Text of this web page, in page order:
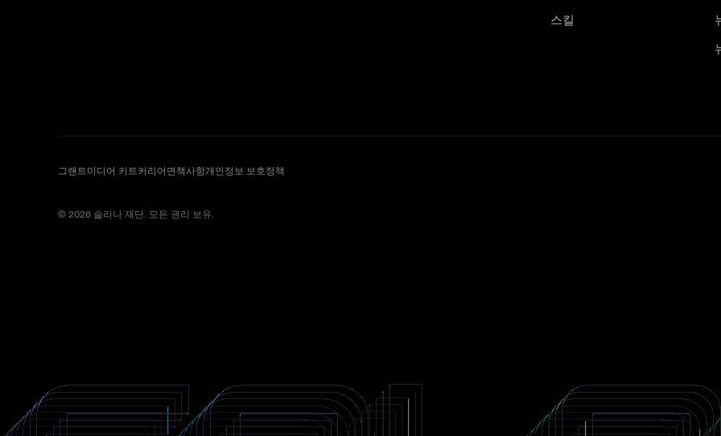
스킬
그랜트미디어 키트커리어 면책사항개인정보 보호정책
© 2026 솔라나 재단. 모든 권리 보유.